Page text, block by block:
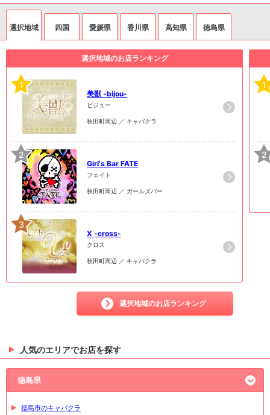
選択地域 四国 愛媛県 香川県 高知県 徳島県
選択地域のお店ランキング
1
美獣 -bijou-
ビジュー
秋田町周辺 ／ キャバクラ
2
Girl's Bar FATE
フェイト
秋田町周辺 ／ ガールズバー
3
X -cross-
クロス
秋田町周辺 ／ キャバクラ
選択地域のお店ランキング
1
2
人気のエリアでお店を探す
徳島県
徳島市のキャバクラ